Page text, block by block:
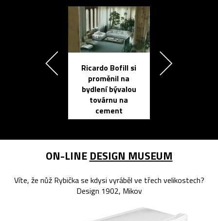
Ricardo Bofill si
proměnil na
bydlení bývalou
továrnu na
cement
ON-LINE DESIGN MUSEUM
Víte, že nůž Rybička se kdysi vyráběl ve třech velikostech?
Design 1902, Mikov